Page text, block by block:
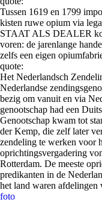
Tussen 1619 en 1799
kisten ruwe opium via
STAAT ALS DEALER
voren: de jarenlange
zelfs een eigen
quote:
Het Nederlandsch
Nederlandse
bezig om vanuit en via
genootschap had een
Genootschap kwam tot
der Kemp, die zelf later
zendeling te werken voor
oprichtingsvergadering
Rotterdam. De meeste
predikanten in de
het land waren afdelingen
foto